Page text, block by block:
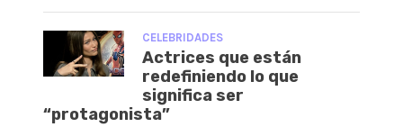
CELEBRIDADES
Actrices que están
redefiniendo lo que
significa ser
“protagonista”